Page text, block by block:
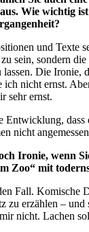
Wie wichtig
und Texte
sein, sondern
Die Ironie,
ich nicht ernst.
sehr ernst.
Entwicklung,
nicht
Ironie, wenn
Zoo“ mit
Fall. Komische
zu erzählen – und
nicht. Lachen